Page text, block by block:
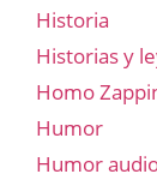
Historia
Historias y
Homo
Humor
Humor